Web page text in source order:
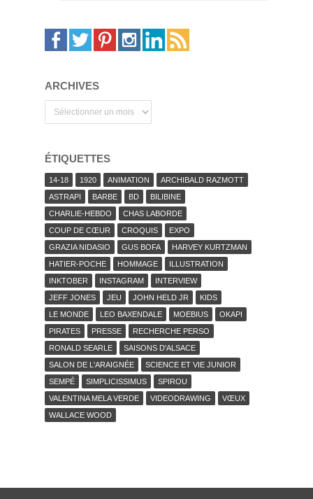
ARCHIVES
ÉTIQUETTES
14-18 1920 ANIMATION
ARCHIBALD RAZMOTT
ASTRAPI
BARBE BD
BILIBINE
CHARLIE-HEBDO
CHAS LABORDE
COUP DE CŒUR
CROQUIS
EXPO
GRAZIA NIDASIO
GUS BOFA
HARVEY KURTZMAN
HATIER-POCHE
HOMMAGE
ILLUSTRATION
INKTOBER
INSTAGRAM
INTERVIEW
JEFF JONES
JEU JOHN HELD JR
KIDS
LE MONDE
LEO BAXENDALE MOEBIUS
OKAPI
PIRATES
PRESSE
RECHERCHE PERSO
RONALD SEARLE
SAISONS D'ALSACE
SALON DE L'ARAIGNÉE
SCIENCE ET VIE JUNIOR
SEMPÉ
SIMPLICISSIMUS
SPIROU
VALENTINA MELA VERDE
VIDEODRAWING
VŒUX
WALLACE WOOD